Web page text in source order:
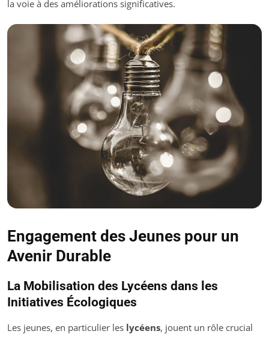
la voie à des améliorations significatives.
Engagement des Jeunes pour un
Avenir Durable
La Mobilisation des Lycéens dans les
Initiatives Écologiques
Les jeunes, en particulier les lycéens, jouent un rôle crucial